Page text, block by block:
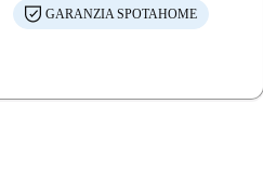
GARANZIA SPOTAHOME